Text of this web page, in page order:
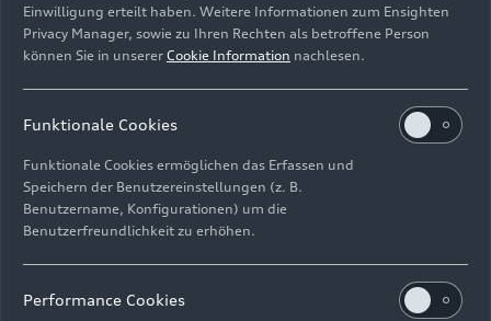
Bild-Nr: A244202 · Copyright: Dave Loudon
Rechte: Verwendung für Pressezwecke honorarfrei
ImpressumRechtliches
Hinweisgebersystem
Einwilligung erteilt haben. Weitere Informationen zum Ensighten
Privacy Manager, sowie zu Ihren Rechten als betroffene Person
können Sie in unserer Cookie Information nachlesen.
Funktionale Cookies
Funktionale Cookies ermöglichen das Erfassen und
Speichern der Benutzereinstellungen (z. B.
Benutzername, Konfigurationen) um die
Benutzerfreundlichkeit zu erhöhen.
Performance Cookies